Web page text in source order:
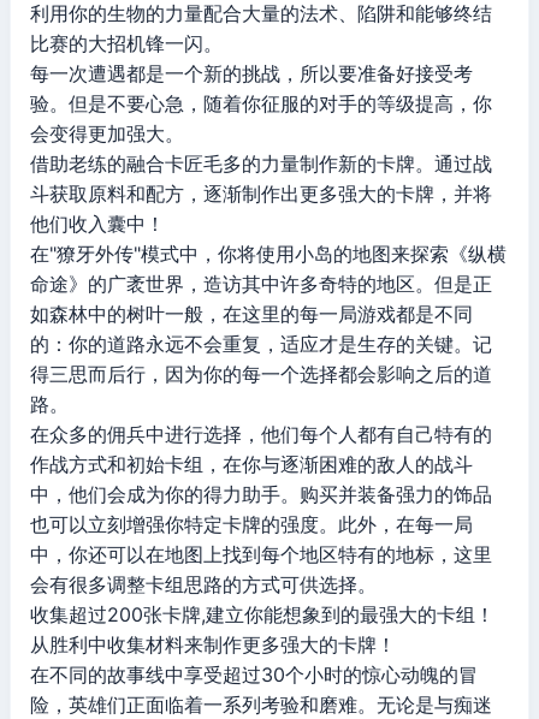
利用你的生物的力量配合大量的法术、陷阱和能够终结
比赛的大招机锋一闪。
每一次遭遇都是一个新的挑战，所以要准备好接受考
验。但是不要心急，随着你征服的对手的等级提高，你
会变得更加强大。
借助老练的融合卡匠毛多的力量制作新的卡牌。通过战
斗获取原料和配方，逐渐制作出更多强大的卡牌，并将
他们收入囊中！
在"獠牙外传"模式中，你将使用小岛的地图来探索《纵横
命途》的广袤世界，造访其中许多奇特的地区。但是正
如森林中的树叶一般，在这里的每一局游戏都是不同
的：你的道路永远不会重复，适应才是生存的关键。记
得三思而后行，因为你的每一个选择都会影响之后的道
路。
在众多的佣兵中进行选择，他们每个人都有自己特有的
作战方式和初始卡组，在你与逐渐困难的敌人的战斗
中，他们会成为你的得力助手。购买并装备强力的饰品
也可以立刻增强你特定卡牌的强度。此外，在每一局
中，你还可以在地图上找到每个地区特有的地标，这里
会有很多调整卡组思路的方式可供选择。
收集超过200张卡牌,建立你能想象到的最强大的卡组！
从胜利中收集材料来制作更多强大的卡牌！
在不同的故事线中享受超过30个小时的惊心动魄的冒
险，英雄们正面临着一系列考验和磨难。无论是与痴迷